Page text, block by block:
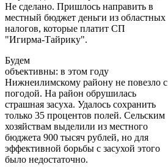
Не сделано. Пришлось направить в
местный бюджет деньги из областных
налогов, которые платит СП
"Игирма-Тайрику".
Будем
объективны: в этом году
Нижнеилимскому району не повезло с
погодой. На район обрушилась
страшная засуха. Удалось сохранить
только 35 процентов полей. Сельским
хозяйствам выделили из местного
бюджета 900 тысяч рублей, но для
эффективной борьбы с засухой этого
было недостаточно.